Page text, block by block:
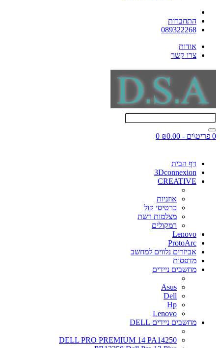
התחברות
089322268
אודות
צרו קשר
0 פריט\ים - ₪0.00 0
דף הבית
3Dconnexion
CREATIVE
אוזניות
כרטיסי קול
מצלמות רשת
רמקולים
Lenovo
ProtoArc
אביזרים נלווים למחשב
מדפסות
מחשבים ניידים
Asus
Dell
Hp
Lenovo
מחשבים ניידים DELL
DELL PRO PREMIUM 14 PA14250